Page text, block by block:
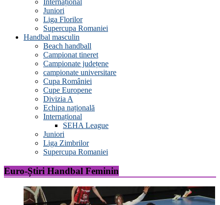
Internațional
Juniori
Liga Florilor
Supercupa Romaniei
Handbal masculin
Beach handball
Campionat tineret
Campionate județene
campionate universitare
Cupa României
Cupe Europene
Divizia A
Echipa națională
Internațional
SEHA League
Juniori
Liga Zimbrilor
Supercupa Romaniei
Euro-Știri Handbal Feminin